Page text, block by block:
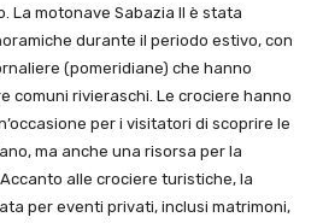
La motonave Sabazia II è stata
durante il periodo estivo, con
(pomeridiane) che hanno
comuni rivieraschi. Le crociere hanno
per i visitatori di scoprire le
ma anche una risorsa per la
alle crociere turistiche, la
per eventi privati, inclusi matrimoni,